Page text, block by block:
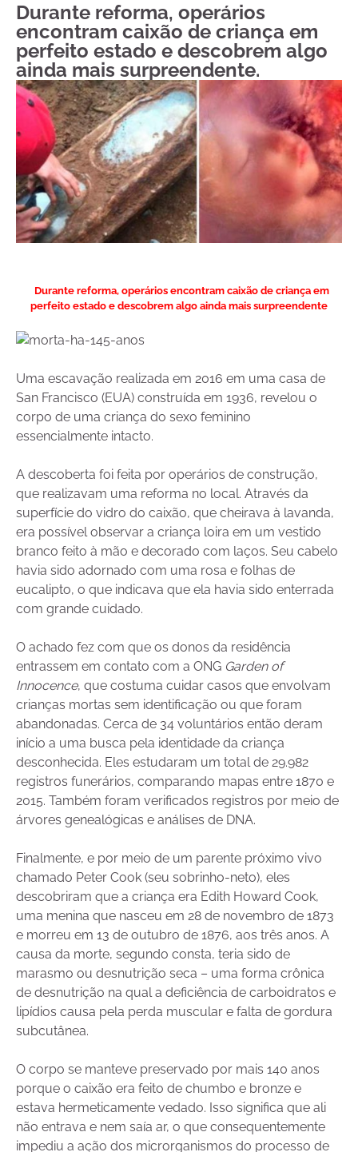
Durante reforma, operários
encontram caixão de criança em
perfeito estado e descobrem algo
ainda mais surpreendente.
Durante reforma, operários encontram caixão de criança em
perfeito estado e descobrem algo ainda mais surpreendente
Uma escavação realizada em 2016 em uma casa de
San Francisco (EUA) construída em 1936, revelou o
corpo de uma criança do sexo feminino
essencialmente intacto.
A descoberta foi feita por operários de construção,
que realizavam uma reforma no local. Através da
superfície do vidro do caixão, que cheirava à lavanda,
era possível observar a criança loira em um vestido
branco feito à mão e decorado com laços. Seu cabelo
havia sido adornado com uma rosa e folhas de
eucalipto, o que indicava que ela havia sido enterrada
com grande cuidado.
O achado fez com que os donos da residência
entrassem em contato com a ONG Garden of
Innocence, que costuma cuidar casos que envolvam
crianças mortas sem identificação ou que foram
abandonadas. Cerca de 34 voluntários então deram
início a uma busca pela identidade da criança
desconhecida. Eles estudaram um total de 29.982
registros funerários, comparando mapas entre 1870 e
2015. Também foram verificados registros por meio de
árvores genealógicas e análises de DNA.
Finalmente, e por meio de um parente próximo vivo
chamado Peter Cook (seu sobrinho-neto), eles
descobriram que a criança era Edith Howard Cook,
uma menina que nasceu em 28 de novembro de 1873
e morreu em 13 de outubro de 1876, aos três anos. A
causa da morte, segundo consta, teria sido de
marasmo ou desnutrição seca – uma forma crônica
de desnutrição na qual a deficiência de carboidratos e
lipídios causa pela perda muscular e falta de gordura
subcutânea.
O corpo se manteve preservado por mais 140 anos
porque o caixão era feito de chumbo e bronze e
estava hermeticamente vedado. Isso significa que ali
não entrava e nem saía ar, o que consequentemente
impediu a ação dos microrganismos do processo de